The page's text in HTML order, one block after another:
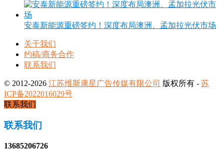
安泰新能源重磅签约！深度布局澳洲、孟加拉光伏市场
关于我们
约稿/商务合作
联系我们
© 2012-2026 江苏维斯康星广告传媒有限公司 版权所有 - 苏
ICP备2022016029号
联系我们
联系我们
13685206726